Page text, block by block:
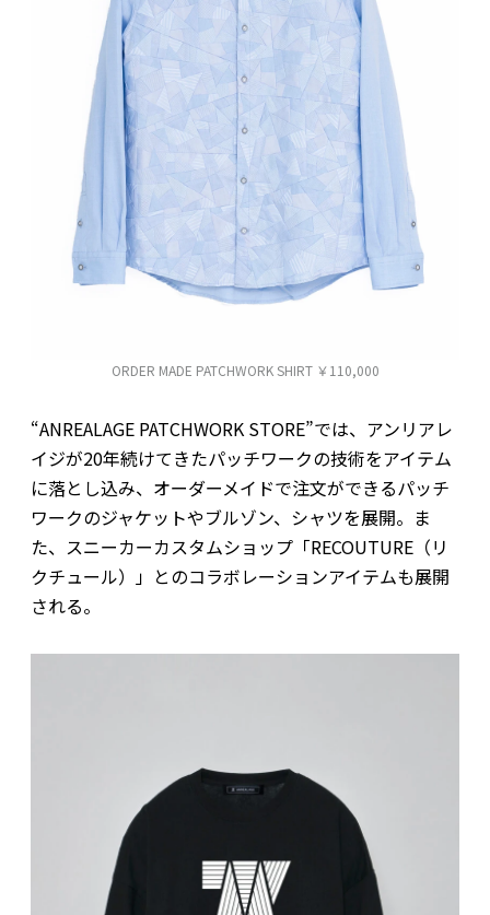
ORDER MADE PATCHWORK SHIRT ￥110,000
“ANREALAGE PATCHWORK STORE”では、アンリアレ
イジが20年続けてきたパッチワークの技術をアイテム
に落とし込み、オーダーメイドで注文ができるパッチ
ワークのジャケットやブルゾン、シャツを展開。ま
た、スニーカーカスタムショップ「RECOUTURE（リ
クチュール）」とのコラボレーションアイテムも展開
される。